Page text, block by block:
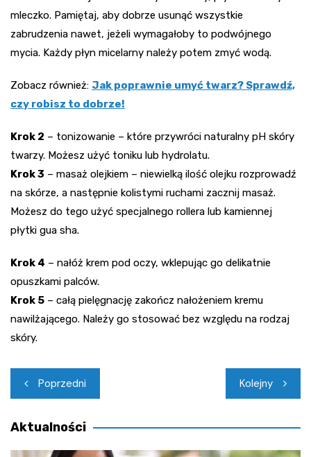
mleczko. Pamiętaj, aby dobrze usunąć wszystkie
zabrudzenia nawet, jeżeli wymagałoby to podwójnego
mycia. Każdy płyn micelarny należy potem zmyć wodą.
Zobacz również: Jak poprawnie umyć twarz? Sprawdź,
czy robisz to dobrze!
Krok 2 – tonizowanie – które przywróci naturalny pH skóry
twarzy. Możesz użyć toniku lub hydrolatu.
Krok 3 – masaż olejkiem – niewielką ilość olejku rozprowadź
na skórze, a następnie kolistymi ruchami zacznij masaż.
Możesz do tego użyć specjalnego rollera lub kamiennej
płytki gua sha.
Krok 4 – nałóż krem pod oczy, wklepując go delikatnie
opuszkami palców.
Krok 5 – całą pielęgnację zakończ nałożeniem kremu
nawilżającego. Należy go stosować bez względu na rodzaj
skóry.
Nawigacja
wpisu
Poprzedni Kolejny
Aktualności